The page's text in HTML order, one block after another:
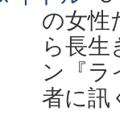
の女
ら長
ン『
者に訊